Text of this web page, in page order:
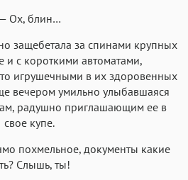
— Ох, блин…
защебетала за спинами крупных
с короткими автоматами,
игрушечными в их здоровенных
вечером умильно улыбавшаяся
радушно приглашающим ее в
свое купе.
похмельное, документы какие
Слышь, ты!